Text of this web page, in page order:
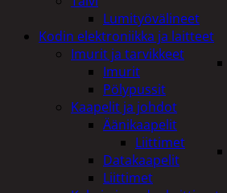
Lumityövälineet
Kodin elektroniikka ja laitteet
Imurit ja tarvikkeet
Imurit
Pölypussit
Kaapelit ja johdot
Äänikaapelit
Liittimet
Datakaapelit
Liittimet